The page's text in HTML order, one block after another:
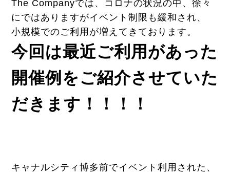
The Companyでは、コロナの状況の中、徐々
にではありますがイベント制限も緩和され、
小規模でのご利用が増えてきております。
今回は最近ご利用があった
開催例をご紹介させていた
だきます！！！！
キャナルシティ博多前でイベント利用された、